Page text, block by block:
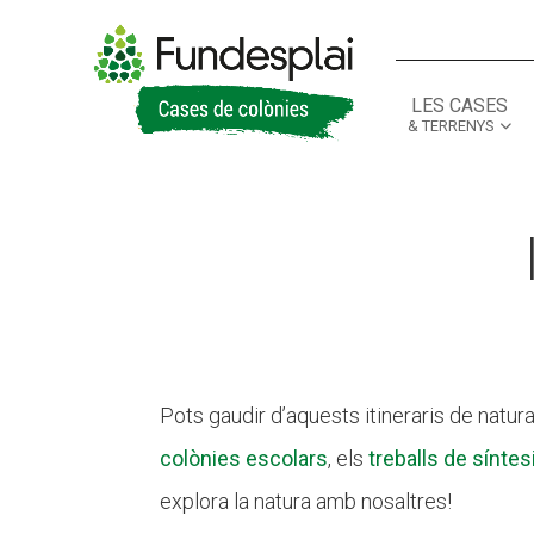
LES CASES
& TERRENYS
Pots gaudir d’aquests itineraris de
colònies escolars, elstreballs de
explora la natura amb nosaltres!
ACTIVITATS D'ESTIU
CONEIX FUNDESPLAI
La Fundació
ACTIVITATS D'ESTIU
CONEIX FUNDESPLAI
La Fundació